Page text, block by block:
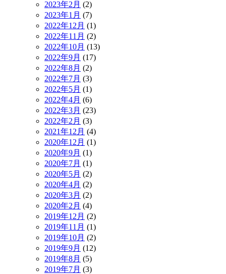
2023年2月 (2)
2023年1月 (7)
2022年12月 (1)
2022年11月 (2)
2022年10月 (13)
2022年9月 (17)
2022年8月 (2)
2022年7月 (3)
2022年5月 (1)
2022年4月 (6)
2022年3月 (23)
2022年2月 (3)
2021年12月 (4)
2020年12月 (1)
2020年9月 (1)
2020年7月 (1)
2020年5月 (2)
2020年4月 (2)
2020年3月 (2)
2020年2月 (4)
2019年12月 (2)
2019年11月 (1)
2019年10月 (2)
2019年9月 (12)
2019年8月 (5)
2019年7月 (3)